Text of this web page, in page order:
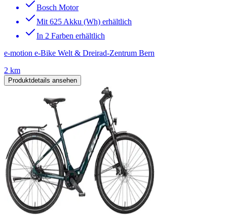
Bosch Motor
Mit 625 Akku (Wh) erhältlich
In 2 Farben erhältlich
e-motion e-Bike Welt & Dreirad-Zentrum Bern
2 km
Produktdetails ansehen